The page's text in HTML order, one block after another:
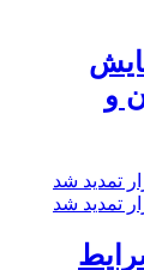
و